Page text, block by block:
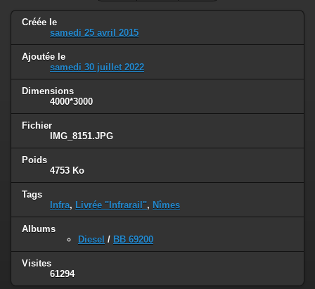
Créée le
samedi 25 avril 2015
Ajoutée le
samedi 30 juillet 2022
Dimensions
4000*3000
Fichier
IMG_8151.JPG
Poids
4753 Ko
Tags
Infra, Livrée "Infrarail", Nîmes
Albums
Diesel / BB 69200
Visites
61294